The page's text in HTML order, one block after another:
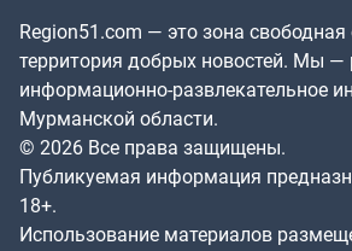
Region51.com — это зона свободная
территория добрых новостей. Мы —
информационно-развлекательное
Мурманской области.
© 2026 Все права защищены.
Публикуемая информация
18+.
Использование материалов